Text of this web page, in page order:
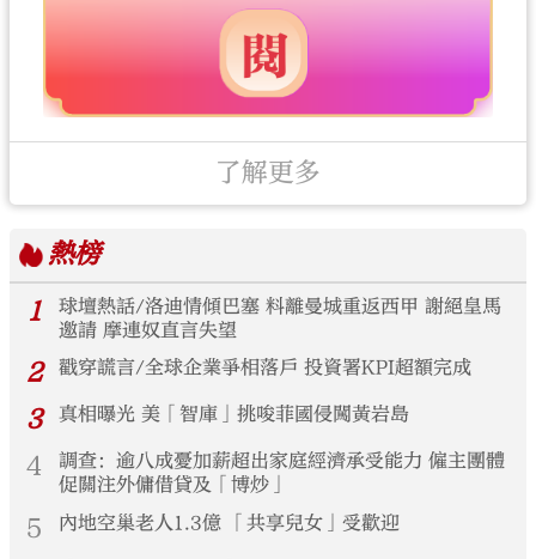
了解更多
熱榜
1
球壇熱話/洛迪情傾巴塞 料離曼城重返西甲 謝絕皇馬
邀請 摩連奴直言失望
2 戳穿謊言/全球企業爭相落戶 投資署KPI超額完成
3 真相曝光 美「智庫」挑唆菲國侵闖黃岩島
4
調查：逾八成憂加薪超出家庭經濟承受能力 僱主團體
促關注外傭借貸及「博炒」
5 內地空巢老人1.3億 「共享兒女」受歡迎